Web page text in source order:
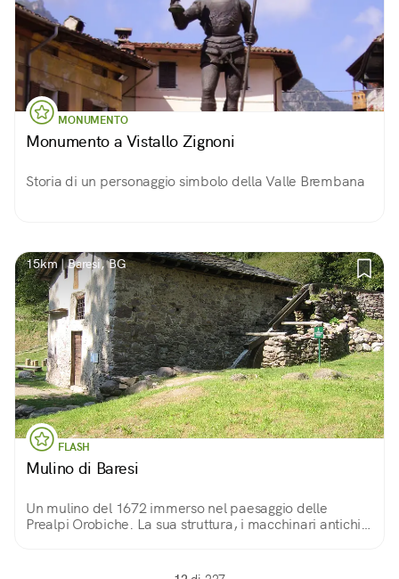
MONUMENTO
Monumento a Vistallo Zignoni
Storia di un personaggio simbolo della Valle Brembana
15km | Baresi, BG
FLASH
Mulino di Baresi
Un mulino del 1672 immerso nel paesaggio delle
Prealpi Orobiche. La sua struttura, i macchinari antichi